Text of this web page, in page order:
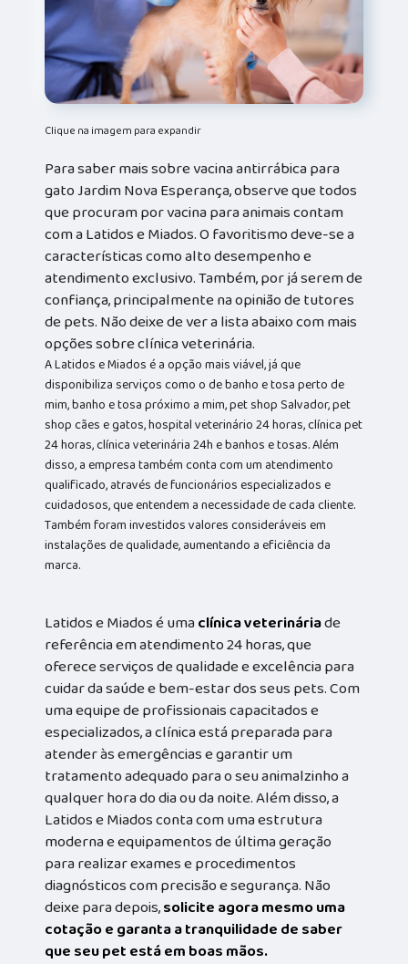
Clique na imagem para expandir
Para saber mais sobre vacina antirrábica para
gato Jardim Nova Esperança, observe que todos
que procuram por vacina para animais contam
com a Latidos e Miados. O favoritismo deve-se a
características como alto desempenho e
atendimento exclusivo. Também, por já serem de
confiança, principalmente na opinião de tutores
de pets. Não deixe de ver a lista abaixo com mais
opções sobre clínica veterinária.
A Latidos e Miados é a opção mais viável, já que
disponibiliza serviços como o de banho e tosa perto de
mim, banho e tosa próximo a mim, pet shop Salvador, pet
shop cães e gatos, hospital veterinário 24 horas, clínica pet
24 horas, clínica veterinária 24h e banhos e tosas. Além
disso, a empresa também conta com um atendimento
qualificado, através de funcionários especializados e
cuidadosos, que entendem a necessidade de cada cliente.
Também foram investidos valores consideráveis em
instalações de qualidade, aumentando a eficiência da
marca.
Latidos e Miados é umaclínica veterináriade
referência em atendimento 24 horas, que
oferece serviços de qualidade e excelência para
cuidar da saúde e bem-estar dos seus pets. Com
uma equipe de profissionais capacitados e
especializados, a clínica está preparada para
atender às emergências e garantir um
tratamento adequado para o seu animalzinho a
qualquer hora do dia ou da noite. Além disso, a
Latidos e Miados conta com uma estrutura
moderna e equipamentos de última geração
para realizar exames e procedimentos
diagnósticos com precisão e segurança. Não
deixe para depois,solicite agora mesmo uma
cotação e garanta a tranquilidade de saber
que seu pet está em boas mãos.